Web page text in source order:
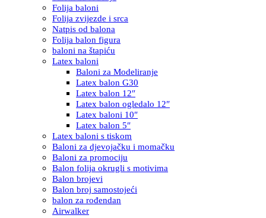
Folija baloni
Folija zvijezde i srca
Natpis od balona
Folija balon figura
baloni na štapiću
Latex baloni
Baloni za Modeliranje
Latex balon G30
Latex balon 12″
Latex balon ogledalo 12″
Latex baloni 10″
Latex balon 5″
Latex baloni s tiskom
Baloni za djevojačku i momačku
Baloni za promociju
Balon folija okrugli s motivima
Balon brojevi
Balon broj samostojeći
balon za rođendan
Airwalker